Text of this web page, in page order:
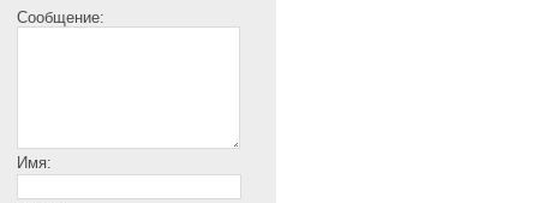
Сообщение:
Имя: